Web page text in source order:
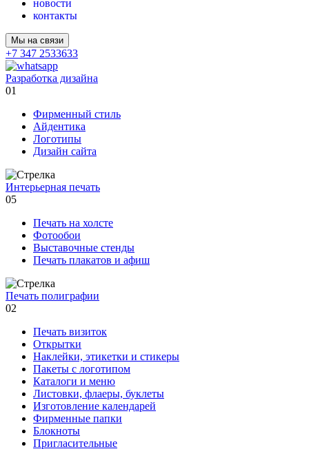
новости
контакты
Мы на связи
+7 347 2533633
Разработка дизайна
01
Фирменный стиль
Айдентика
Логотипы
Дизайн сайта
Интерьерная печать
05
Печать на холсте
Фотообои
Выставочные стенды
Печать плакатов и афиш
Печать полиграфии
02
Печать визиток
Открытки
Наклейки, этикетки и стикеры
Пакеты с логотипом
Каталоги и меню
Листовки, флаеры, буклеты
Изготовление календарей
Фирменные папки
Блокноты
Пригласительные